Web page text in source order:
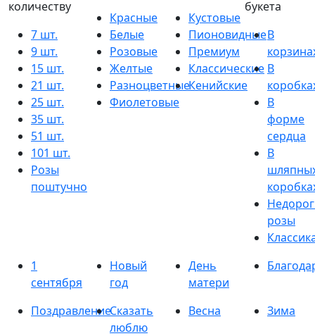
количеству
7 шт.
9 шт.
15 шт.
21 шт.
25 шт.
35 шт.
51 шт.
101 шт.
Розы
поштучно
Красные
Белые
Розовые
Желтые
Разноцветные
Фиолетовые
Кустовые
Пионовидные
Премиум
Классические
Кенийские
букета
В
В
В
форме
сердца
В
розы
1
сентября
Новый
год
День
матери
ПоздравлениеСказать
люблю
Весна Зима